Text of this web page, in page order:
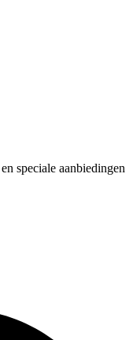
speciale aanbiedingen